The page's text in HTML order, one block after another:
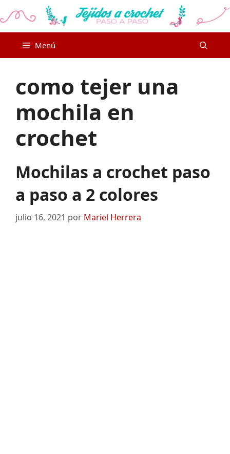
al
Menú
como tejer una
mochila en
crochet
Mochilas a crochet paso
a paso a 2 colores
julio 16, 2021 por Mariel Herrera